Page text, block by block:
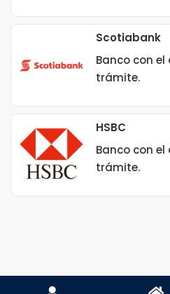
Scotiabank
Banco con
trámite.
HSBC
Banco con
trámite.